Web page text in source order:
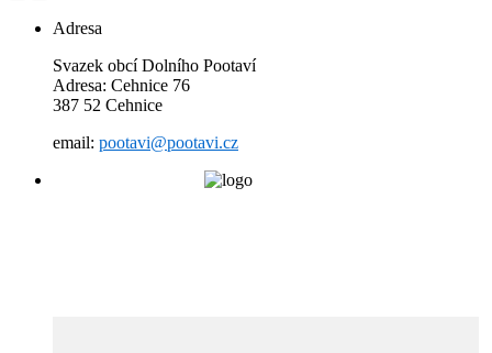
Adresa
Svazek obcí Dolního Pootaví
Adresa: Cehnice 76
387 52 Cehnice
email: pootavi@pootavi.cz